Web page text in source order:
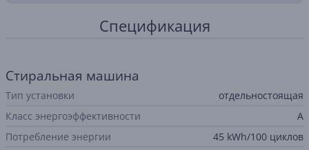
Спецификация
Стиральная машина
Тип установки
отдельностоящая
Класс энергоэффективности
A
Потребление энергии
45 kWh/100 циклов